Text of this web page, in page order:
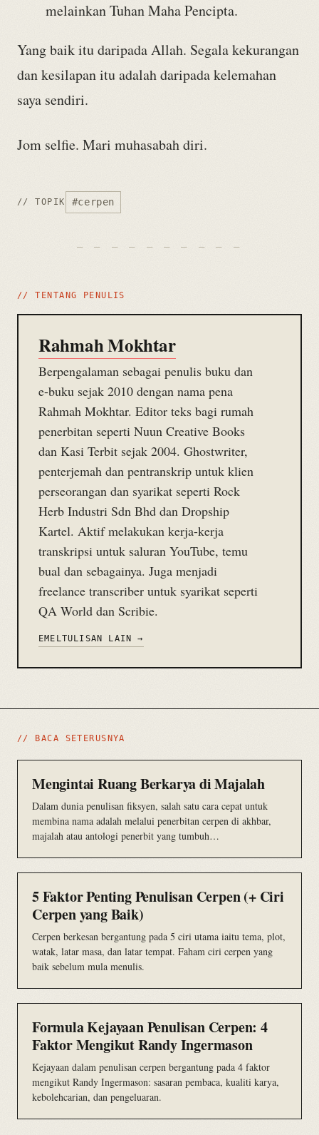
melainkan Tuhan Maha Pencipta.
Yang baik itu daripada Allah. Segala kekurangan
dan kesilapan itu adalah daripada kelemahan
saya sendiri.
Jom selfie. Mari muhasabah diri.
// TOPIK #cerpen
// TENTANG PENULIS
Rahmah Mokhtar
Berpengalaman sebagai penulis buku dan
e-buku sejak 2010 dengan nama pena
Rahmah Mokhtar. Editor teks bagi rumah
penerbitan seperti Nuun Creative Books
dan Kasi Terbit sejak 2004. Ghostwriter,
penterjemah dan pentranskrip untuk klien
perseorangan dan syarikat seperti Rock
Herb Industri Sdn Bhd dan Dropship
Kartel. Aktif melakukan kerja-kerja
transkripsi untuk saluran YouTube, temu
bual dan sebagainya. Juga menjadi
freelance transcriber untuk syarikat seperti
QA World dan Scribie.
EMELTULISAN LAIN →
// BACA SETERUSNYA
Mengintai Ruang Berkarya di Majalah
Dalam dunia penulisan fiksyen, salah satu cara cepat untuk
membina nama adalah melalui penerbitan cerpen di akhbar,
majalah atau antologi penerbit yang tumbuh…
5 Faktor Penting Penulisan Cerpen (+ Ciri
Cerpen yang Baik)
Cerpen berkesan bergantung pada 5 ciri utama iaitu tema, plot,
watak, latar masa, dan latar tempat. Faham ciri cerpen yang
baik sebelum mula menulis.
Formula Kejayaan Penulisan Cerpen: 4
Faktor Mengikut Randy Ingermason
Kejayaan dalam penulisan cerpen bergantung pada 4 faktor
mengikut Randy Ingermason: sasaran pembaca, kualiti karya,
kebolehcarian, dan pengeluaran.